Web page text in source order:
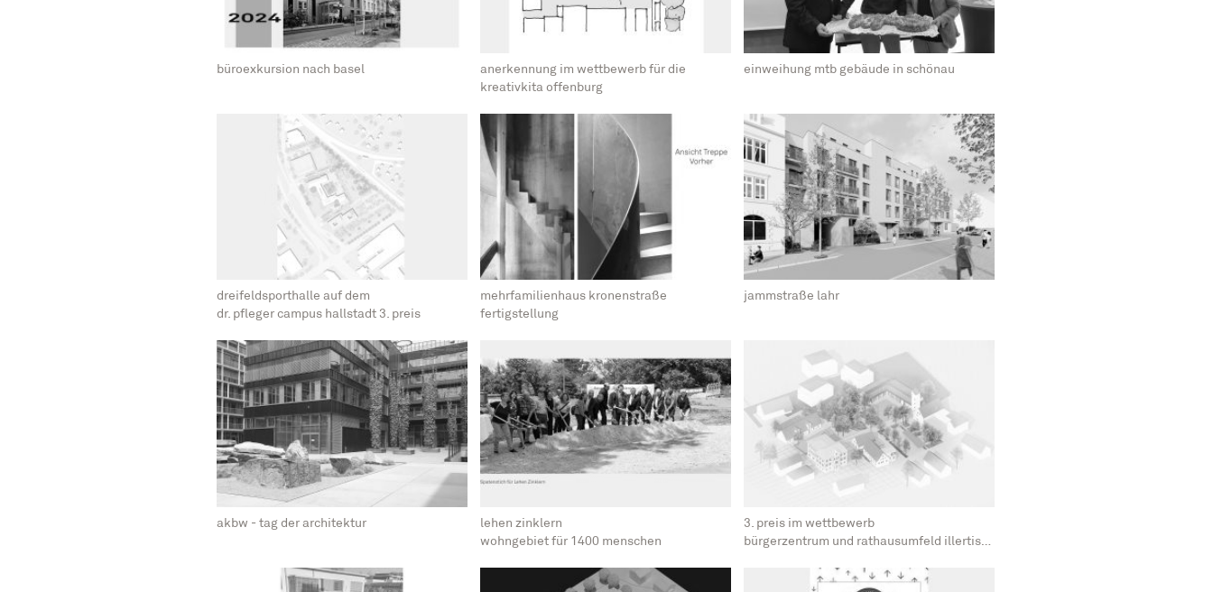
büroexkursion nach basel anerkennung im wettbewerb für die
kreativkita offenburg
einweihung mtb gebäude in schönau
dreifeldsporthalle auf dem
dr. pfleger campus hallstadt 3. preis
mehrfamilienhaus kronenstraße
fertigstellung
jammstraße lahr
akbw - tag der architektur lehen zinklern
wohngebiet für 1400 menschen
3. preis im wettbewerb
bürgerzentrum und rathausumfeld illertissen